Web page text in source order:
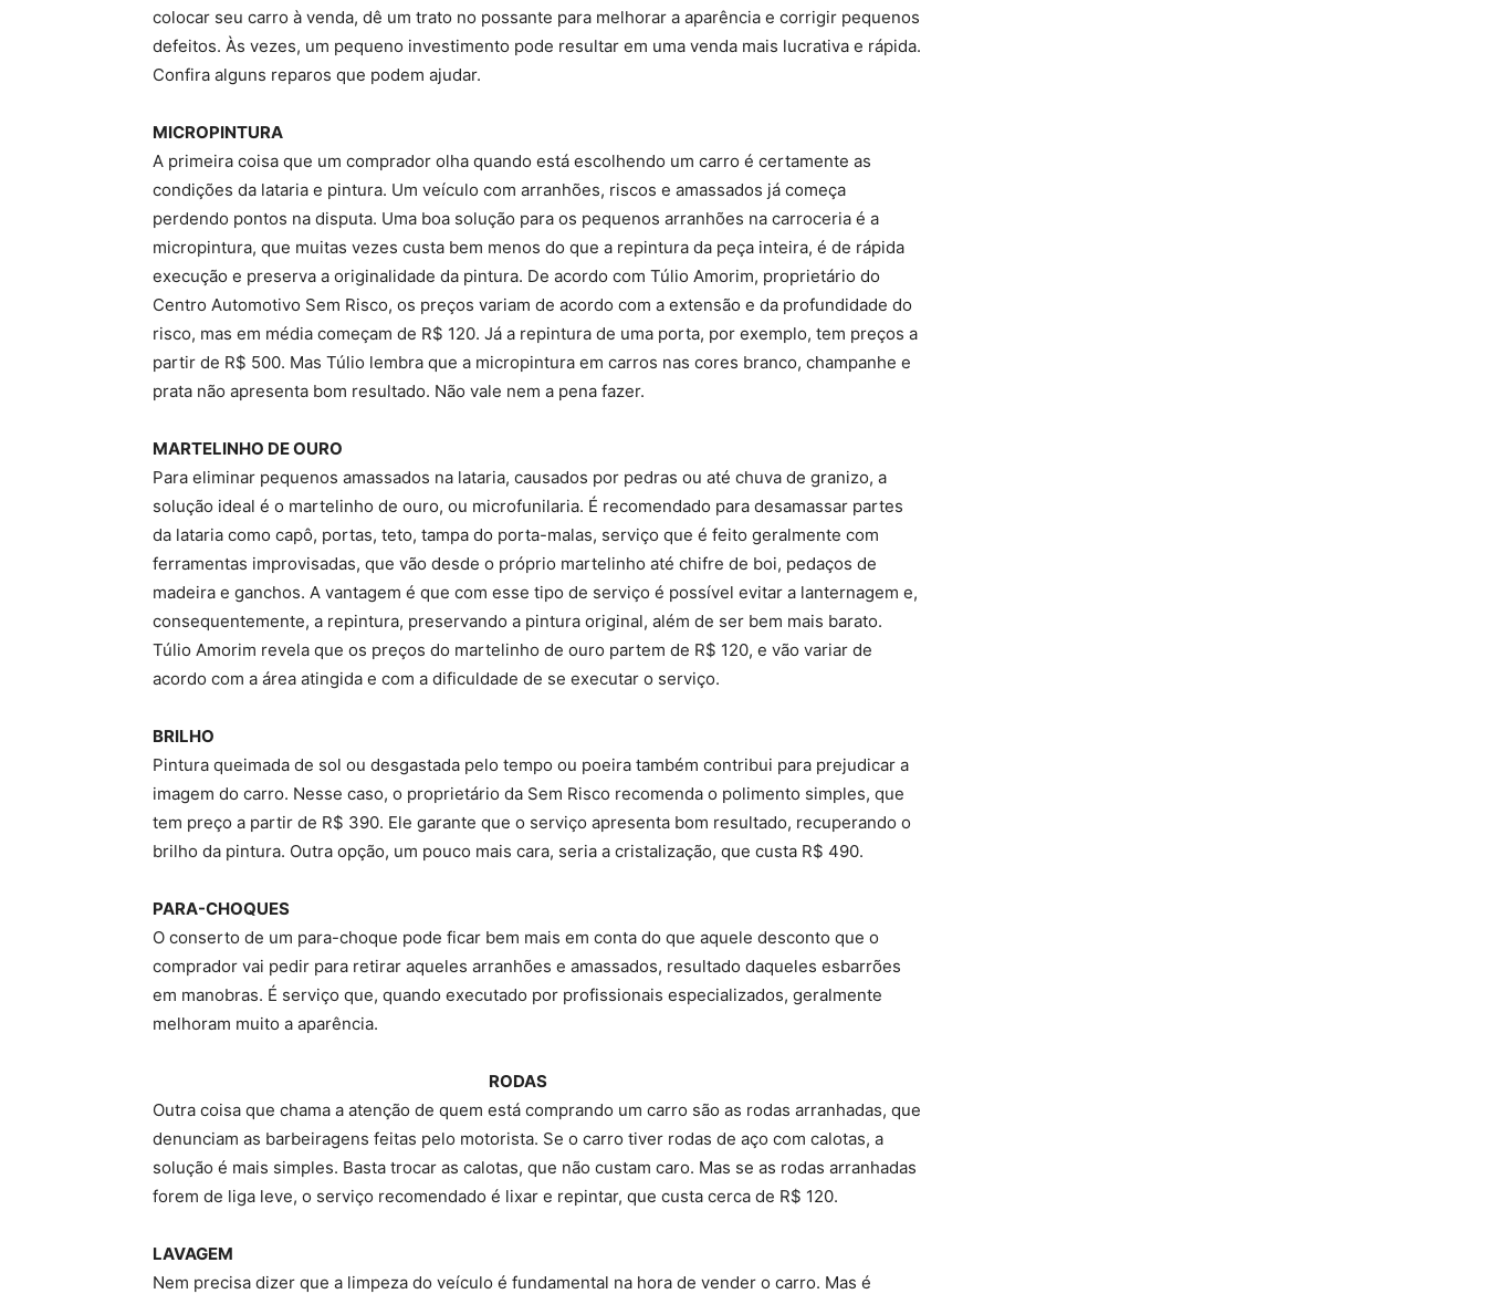
colocar seu carro à venda, dê um trato no possante para melhorar a aparência e corrigir pequenos
defeitos. Às vezes, um pequeno investimento pode resultar em uma venda mais lucrativa e rápida.
Confira alguns reparos que podem ajudar.
MICROPINTURA
A primeira coisa que um comprador olha quando está escolhendo um carro é certamente as
condições da lataria e pintura. Um veículo com arranhões, riscos e amassados já começa
perdendo pontos na disputa. Uma boa solução para os pequenos arranhões na carroceria é a
micropintura, que muitas vezes custa bem menos do que a repintura da peça inteira, é de rápida
execução e preserva a originalidade da pintura. De acordo com Túlio Amorim, proprietário do
Centro Automotivo Sem Risco, os preços variam de acordo com a extensão e da profundidade do
risco, mas em média começam de R$ 120. Já a repintura de uma porta, por exemplo, tem preços a
partir de R$ 500. Mas Túlio lembra que a micropintura em carros nas cores branco, champanhe e
prata não apresenta bom resultado. Não vale nem a pena fazer.
MARTELINHO DE OURO
Para eliminar pequenos amassados na lataria, causados por pedras ou até chuva de granizo, a
solução ideal é o martelinho de ouro, ou microfunilaria. É recomendado para desamassar partes
da lataria como capô, portas, teto, tampa do porta-malas, serviço que é feito geralmente com
ferramentas improvisadas, que vão desde o próprio martelinho até chifre de boi, pedaços de
madeira e ganchos. A vantagem é que com esse tipo de serviço é possível evitar a lanternagem e,
consequentemente, a repintura, preservando a pintura original, além de ser bem mais barato.
Túlio Amorim revela que os preços do martelinho de ouro partem de R$ 120, e vão variar de
acordo com a área atingida e com a dificuldade de se executar o serviço.
BRILHO
Pintura queimada de sol ou desgastada pelo tempo ou poeira também contribui para prejudicar a
imagem do carro. Nesse caso, o proprietário da Sem Risco recomenda o polimento simples, que
tem preço a partir de R$ 390. Ele garante que o serviço apresenta bom resultado, recuperando o
brilho da pintura. Outra opção, um pouco mais cara, seria a cristalização, que custa R$ 490.
PARA-CHOQUES
O conserto de um para-choque pode ficar bem mais em conta do que aquele desconto que o
comprador vai pedir para retirar aqueles arranhões e amassados, resultado daqueles esbarrões
em manobras. É serviço que, quando executado por profissionais especializados, geralmente
melhoram muito a aparência.
RODAS
Outra coisa que chama a atenção de quem está comprando um carro são as rodas arranhadas, que
denunciam as barbeiragens feitas pelo motorista. Se o carro tiver rodas de aço com calotas, a
solução é mais simples. Basta trocar as calotas, que não custam caro. Mas se as rodas arranhadas
forem de liga leve, o serviço recomendado é lixar e repintar, que custa cerca de R$ 120.
LAVAGEM
Nem precisa dizer que a limpeza do veículo é fundamental na hora de vender o carro. Mas é